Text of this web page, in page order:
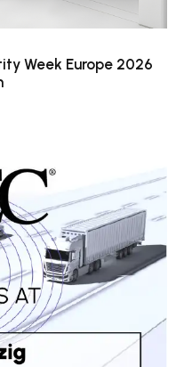
Week Europe 2026